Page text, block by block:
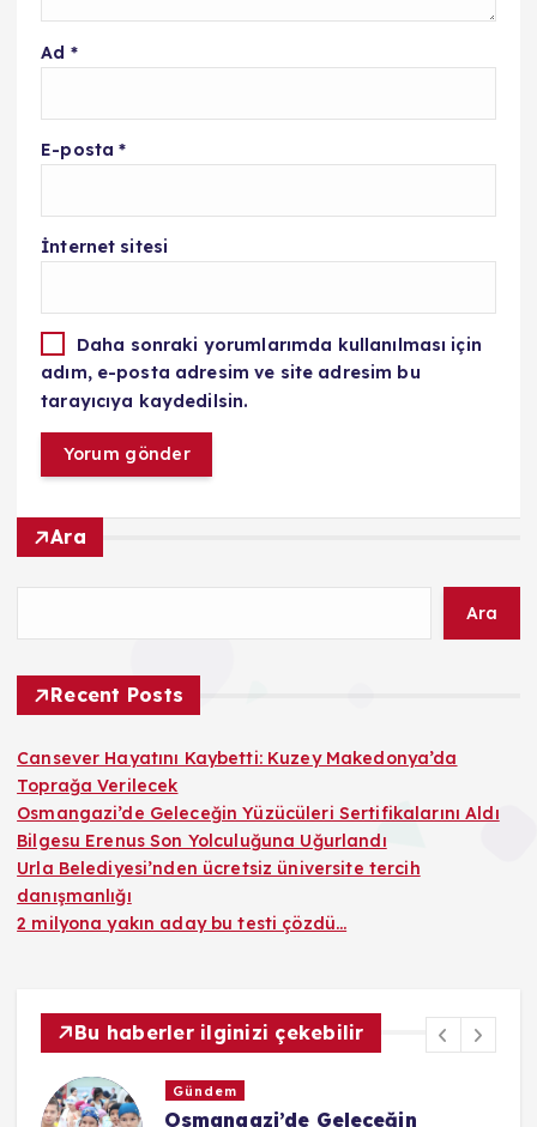
Ad *
E-posta*
İnternet sitesi
Daha sonraki yorumlarımda kullanılması için
adım, e-posta adresim ve site adresim bu
tarayıcıya kaydedilsin.
Ara
Ara
Recent Posts
Cansever Hayatını Kaybetti: Kuzey Makedonya’da
Toprağa Verilecek
Osmangazi’de Geleceğin Yüzücüleri Sertifikalarını Aldı
Bilgesu Erenus Son Yolculuğuna Uğurlandı
Urla Belediyesi’nden ücretsiz üniversite tercih
danışmanlığı
2 milyona yakın aday bu testi çözdü…
Bu haberler ilginizi çekebilir
Kültür & Sanat
Bilgesu Erenus Son Yolculuğuna